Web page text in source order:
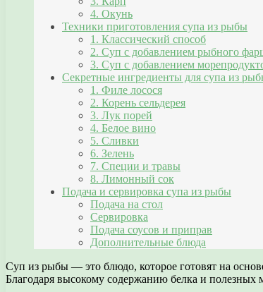
4. Окунь
Техники приготовления супа из рыбы
1. Классический способ
2. Суп с добавлением рыбного
3. Суп с добавлением
Секретные ингредиенты для супа из
1. Филе лосося
2. Корень сельдерея
3. Лук порей
4. Белое вино
5. Сливки
6. Зелень
7. Специи и травы
8. Лимонный сок
Подача и сервировка супа из рыбы
Подача на стол
Сервировка
Подача соусов и приправ
Дополнительные блюда
Суп из рыбы — это блюдо, которое готовят на
Благодаря высокому содержанию белка и полезных